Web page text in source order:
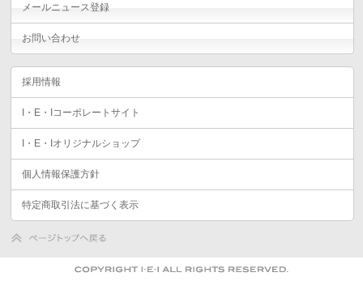
メールニュース登録
お問い合わせ
採用情報
I・E・Iコーポレートサイト
I・E・Iオリジナルショップ
個人情報保護方針
特定商取引法に基づく表示